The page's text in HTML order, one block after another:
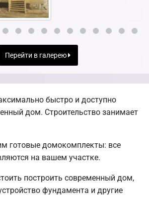
Перейти в галерею
быстро и доступно
дом. Строительство занимает
готовые домокомплекты: все
на вашем участке.
построить современный дом,
фундамента и другие